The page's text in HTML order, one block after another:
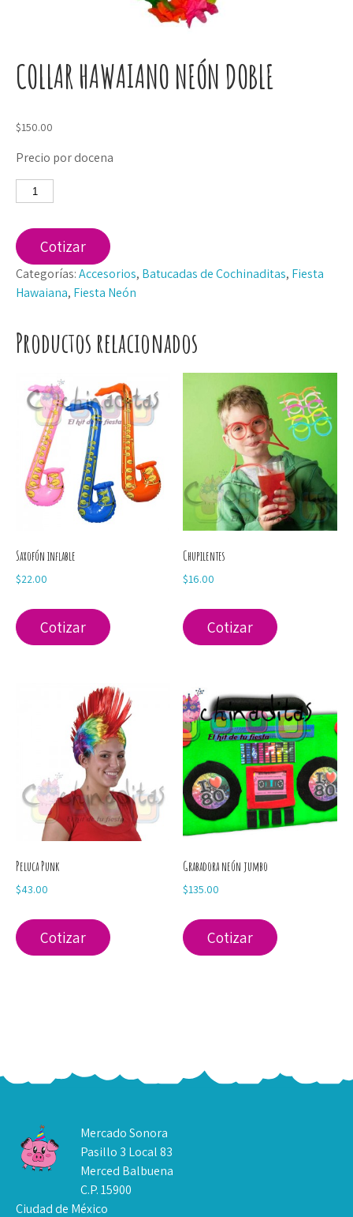
COLLAR HAWAIANO NEÓN DOBLE
$150.00
Precio por docena
Collar
hawaiano
neón
doble
cantidad
Cotizar
Categorías:Accesorios, Batucadas de Cochinaditas, Fiesta
Hawaiana, Fiesta Neón
Productos relacionados
Saxofón inflable
$22.00
Cotizar
Chupilentes
$16.00
Cotizar
Peluca Punk
$43.00
Cotizar
Grabadora neón jumbo
$135.00
Cotizar
Mercado Sonora
Pasillo 3 Local 83
Merced Balbuena
C.P. 15900
Ciudad de México